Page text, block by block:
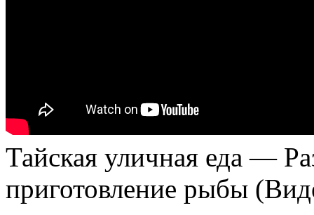
Тайская уличная еда —
приготовление рыбы